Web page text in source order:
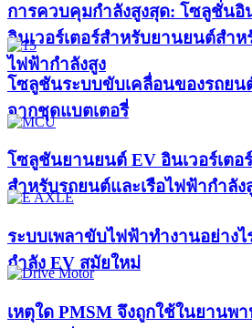
การควบคุมกำลังสูงสุด: โซลูชั่นอิ
อินเวอร์เตอร์สำหรับยานยนต์สำห
ไฟฟ้ากำลังสูง​
โซลูชันระบบขับเคลื่อนของรถยน
จากชุดแบตเตอรี่
โซลูชันยานยนต์ EV อินเวอร์เตอ
สำหรับรถยนต์และเรือไฟฟ้ากำลัง
ระบบเพลาขับไฟฟ้าทำงานอย่างไ
กำลัง EV สมัยใหม่
เหตุใด PMSM จึงถูกใช้ในยาน